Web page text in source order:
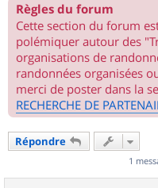
Règles du forum
Cette section du forum
polémiquer autour des
organisations de
randonnées organisées
merci de poster dans la
RECHERCHE DE
Répondre
1